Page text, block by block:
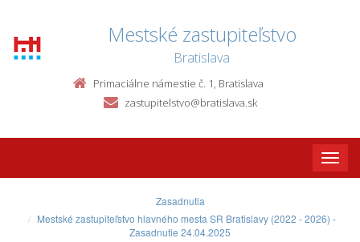
Mestské zastupiteľstvo
Bratislava
Primaciálne námestie č. 1, Bratislava
zastupitelstvo@bratislava.sk
Toggle
Zasadnutia
Mestské zastupiteľstvo hlavného mesta SR Bratislavy (2022 - 2026) -
Zasadnutie 24.04.2025